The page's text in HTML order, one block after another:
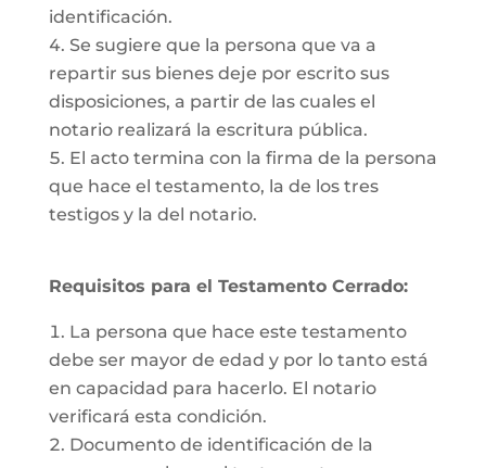
identificación.
Se sugiere que la persona que va a
repartir sus bienes deje por escrito sus
disposiciones, a partir de las cuales el
notario realizará la escritura pública.
El acto termina con la firma de la persona
que hace el testamento, la de los tres
testigos y la del notario.
Requisitos para el Testamento Cerrado:
La persona que hace este testamento
debe ser mayor de edad y por lo tanto está
en capacidad para hacerlo. El notario
verificará esta condición.
Documento de identificación de la